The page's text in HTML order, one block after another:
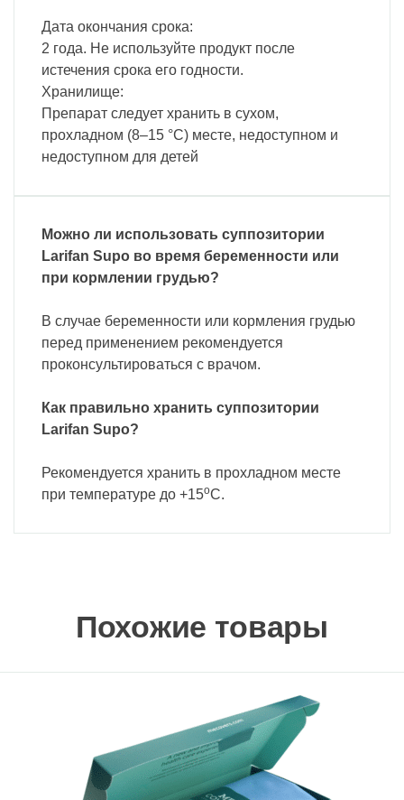
Дата окончания срока:
2 года. Не используйте продукт после
истечения срока его годности.
Хранилище:
Препарат следует хранить в сухом,
прохладном (8–15 °С) месте, недоступном и
недоступном для детей
Можно ли использовать суппозитории
Larifan Supo во время беременности или
при кормлении грудью?
В случае беременности или кормления грудью
перед применением рекомендуется
проконсультироваться с врачом.
Как правильно хранить суппозитории
Larifan Supo?
Рекомендуется хранить в прохладном месте
при температуре до +15oC.
Похожие товары